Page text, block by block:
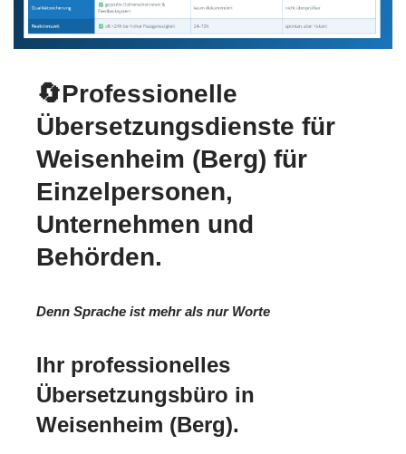
🔄Professionelle
Übersetzungsdienste für
Weisenheim (Berg) für
Einzelpersonen,
Unternehmen und
Behörden.
Denn Sprache ist mehr als nur Worte
Ihr professionelles
Übersetzungsbüro in
Weisenheim (Berg).